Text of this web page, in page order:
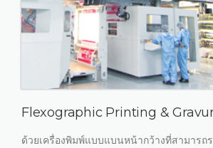
Flexographic Printing &
ด้วยเครื่องพิมพ์แบบแบนหน้ากว้างที่สามารถ